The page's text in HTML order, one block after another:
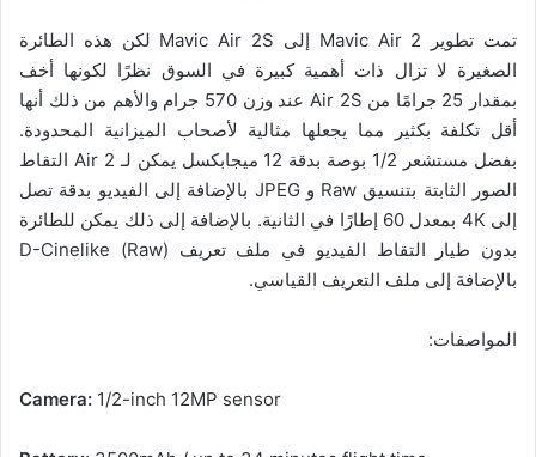
تمت تطوير Mavic Air 2 إلى Mavic Air 2S لكن هذه الطائرة
الصغيرة لا تزال ذات أهمية كبيرة في السوق نظرًا لكونها أخف
بمقدار 25 جرامًا من Air 2S عند وزن 570 جرام والأهم من ذلك أنها
أقل تكلفة بكثير مما يجعلها مثالية لأصحاب الميزانية المحدودة.
بفضل مستشعر 1/2 بوصة بدقة 12 ميجابكسل يمكن لـ Air 2 التقاط
الصور الثابتة بتنسيق Raw و JPEG بالإضافة إلى الفيديو بدقة تصل
إلى 4K بمعدل 60 إطارًا في الثانية. بالإضافة إلى ذلك يمكن للطائرة
بدون طيار التقاط الفيديو في ملف تعريف D-Cinelike (Raw)
بالإضافة إلى ملف التعريف القياسي.
المواصفات:
Camera: 1/2-inch 12MP sensor